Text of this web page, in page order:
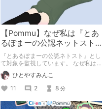
【Pommu】なぜ私は『とあ
るぽまーの公認ネットスト
ーカー』になったのか【出
会い編】
『とあるぽまーの公認ネトスト』とし
て対象を監視しています。 なぜ私は
このような行動をとるに至ったのか。
これまでのあゆみを振り返ります。
ひとやすみんこ
11
2 8 分